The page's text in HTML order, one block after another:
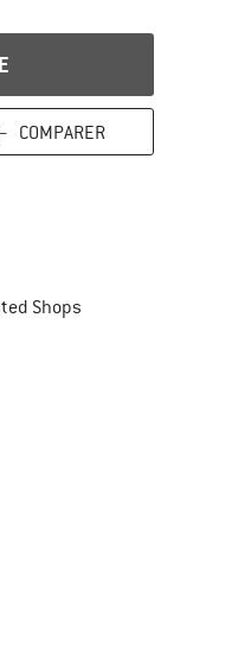
COMPARER
les informations de
ShopsTrouve toutes les